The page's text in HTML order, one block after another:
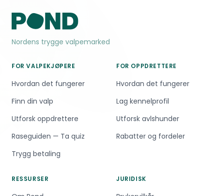
Nordens trygge valpemarked
FOR VALPEKJØPERE
Hvordan det fungerer
Finn din valp
Utforsk oppdrettere
Raseguiden — Ta quiz
Trygg betaling
FOR OPPDRETTERE
Hvordan det fungerer
Lag kennelprofil
Utforsk avlshunder
Rabatter og fordeler
RESSURSER JURIDISK